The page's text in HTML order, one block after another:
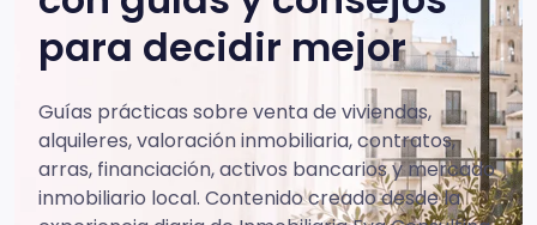
para decidir mejor
Guías prácticas sobre venta de viviendas,
alquileres, valoración inmobiliaria, contratos,
arras, financiación, activos bancarios y mercado
inmobiliario local. Contenido creado desde la